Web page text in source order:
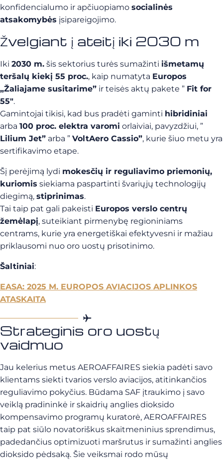
konfidencialumo ir apčiuopiamo socialinės
atsakomybės įsipareigojimo.
Žvelgiant į ateitį iki 2030 m
Iki 2030 m. šis sektorius turės sumažinti išmetamų
teršalų kiekį 55 proc., kaip numatyta Europos
„Žaliajame susitarime” ir teisės aktų pakete ” Fit for
55″.
Gamintojai tikisi, kad bus pradėti gaminti hibridiniai
arba 100 proc. elektra varomi orlaiviai, pavyzdžiui, ”
Lilium Jet” arba ” VoltAero Cassio”, kurie šiuo metu yra
sertifikavimo etape.
Šį perėjimą lydi mokesčių ir reguliavimo priemonių,
kuriomis siekiama paspartinti švariųjų technologijų
diegimą, stiprinimas.
Tai taip pat gali pakeisti Europos verslo centrų
žemėlapį, suteikiant pirmenybę regioniniams
centrams, kurie yra energetiškai efektyvesni ir mažiau
priklausomi nuo oro uostų prisotinimo.
Šaltiniai:
EASA: 2025 M. EUROPOS AVIACIJOS APLINKOS
ATASKAITA
Strateginis oro uostų
vaidmuo
Jau kelerius metus AEROAFFAIRES siekia padėti savo
klientams siekti tvarios verslo aviacijos, atitinkančios
reguliavimo pokyčius. Būdama SAF įtraukimo į savo
veiklą pradininkė ir skaidrių anglies dioksido
kompensavimo programų kuratorė, AEROAFFAIRES
taip pat siūlo novatoriškus skaitmeninius sprendimus,
padedančius optimizuoti maršrutus ir sumažinti anglies
dioksido pėdsaką. Šie veiksmai rodo mūsų